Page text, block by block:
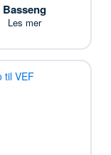
Basseng
Les mer